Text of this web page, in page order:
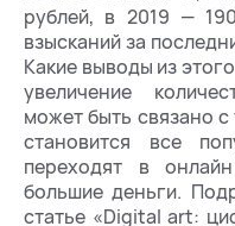
рублей, в 2019 —
взысканий за
Какие выводы из
увеличение
может быть связано
становится все
переходят в
большие деньги.
статье «Digital art: